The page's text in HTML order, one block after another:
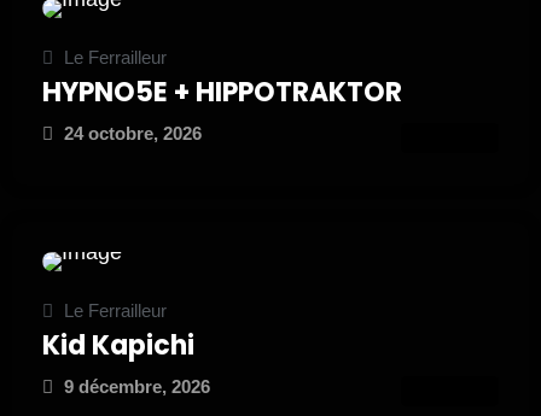
Le Ferrailleur
HYPNO5E + HIPPOTRAKTOR
24 octobre, 2026
Le Ferrailleur
Kid Kapichi
9 décembre, 2026